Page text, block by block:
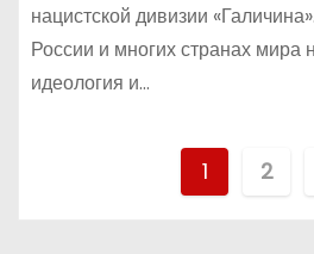
нацистской дивизии
России и многих странах мира
идеология и…
1 2